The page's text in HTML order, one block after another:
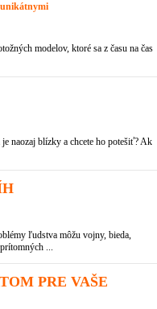
unikátnymi
modelov, ktoré sa z času na čas
naozaj blízky a chcete ho potešiť? Ak
ľudstva môžu vojny, bieda,
...
PRE VAŠE